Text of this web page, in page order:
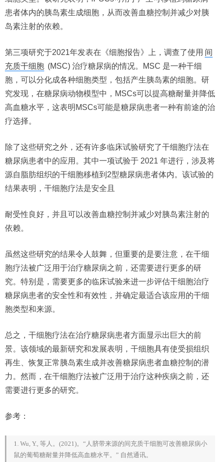
患者体内的胰岛素生成细胞，从而改善血糖控制并减少对胰
岛素注射的依赖。
第三项研究于2021年发表在《细胞报告》上，调查了使用 间
充质干细胞 (MSC) 治疗糖尿病的情况。MSC 是一种干细
胞，可以分化成各种细胞类型，包括产生胰岛素的细胞。研
究发现，在糖尿病动物模型中，MSCs可以提高糖耐量并降低
高血糖水平，这表明MSCs可能是糖尿病患者一种有前途的治
疗选择。
除了这些研究之外，还有许多临床试验研究了干细胞疗法在
糖尿病患者中的应用。其中一项试验于 2021 年进行，涉及将
源自脂肪组织的干细胞移植到2型糖尿病患者体内。该试验的
结果表明，干细胞疗法是安全且
耐受性良好，并且可以改善血糖控制并减少对胰岛素注射的
依赖。
虽然这些研究的结果令人鼓舞，但重要的是要注意，在干细
胞疗法被广泛用于治疗糖尿病之前，还需要进行更多的研
究。特别是，需要更多的临床试验来进一步评估干细胞治疗
糖尿病患者的安全性和有效性，并确定最适合该应用的干细
胞类型和来源。
总之，干细胞疗法在治疗糖尿病患者方面显示出巨大的前
景。该领域的最新研究和发展表明，干细胞具有使受损组织
再生、恢复正常胰岛素生成并改善糖尿病患者血糖控制的潜
力。然而，在干细胞疗法被广泛用于治疗这种疾病之前，还
需要进行更多的研究。
参考：
1. Wu, Y., 等人。(2021)。“人脐带来源的间充质干细胞可改善糖尿病小
鼠的葡萄糖耐量并降低高血糖水平。” 自然通讯。